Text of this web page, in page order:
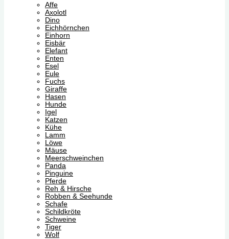
Affe
Axolotl
Dino
Eichhörnchen
Einhorn
Eisbär
Elefant
Enten
Esel
Eule
Fuchs
Giraffe
Hasen
Hunde
Igel
Katzen
Kühe
Lamm
Löwe
Mäuse
Meerschweinchen
Panda
Pinguine
Pferde
Reh & Hirsche
Robben & Seehunde
Schafe
Schildkröte
Schweine
Tiger
Wolf